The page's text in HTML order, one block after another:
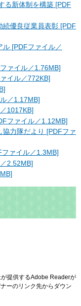
る新体制を構築 [PDF
優良従業員表彰 [PDF
[PDFファイル／
ァイル／1.76MB]
イル／772KB]
／1.17MB]
1017KB]
ファイル／1.12MB]
力隊だより [PDFファ
ァイル／1.3MB]
2.52MB]
提供するAdobe Readerが
ーのリンク先からダウン